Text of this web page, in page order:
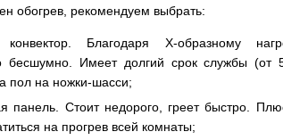
обогрев, рекомендуем выбрать:
Благодаря Х-образному
бесшумно. Имеет долгий срок службы (от
пол на ножки-шасси;
панель. Стоит недорого, греет быстро.
на прогрев всей комнаты;